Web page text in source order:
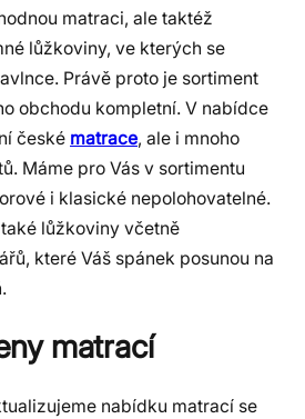
matraci, ale taktéž
lůžkoviny, ve kterých se
Právě proto je sortiment
obchodu kompletní. V nabídce
české matrace, ale i mnoho
Máme pro Vás v sortimentu
i klasické nepolohovatelné.
lůžkoviny včetně
které Váš spánek posunou na
matrací
nabídku matrací se